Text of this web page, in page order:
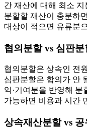
간 재산에 대해 최소
분할할 재산이 충분하
대상이 적으면 유류분
협의분할 vs 심판분
협의분할은 상속인 전
심판분할은 합의가 안
익·기여분을 반영해
가능하면 비용과 시간
상속재산분할 vs